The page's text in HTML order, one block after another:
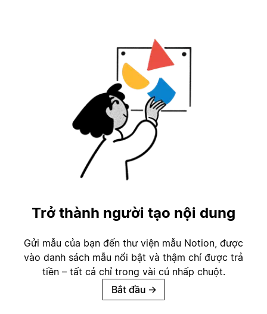
Trở thành người tạo nội dung
Gửi mẫu của bạn đến thư viện mẫu Notion, được
vào danh sách mẫu nổi bật và thậm chí được trả
tiền – tất cả chỉ trong vài cú nhấp chuột.
Bắt đầu →